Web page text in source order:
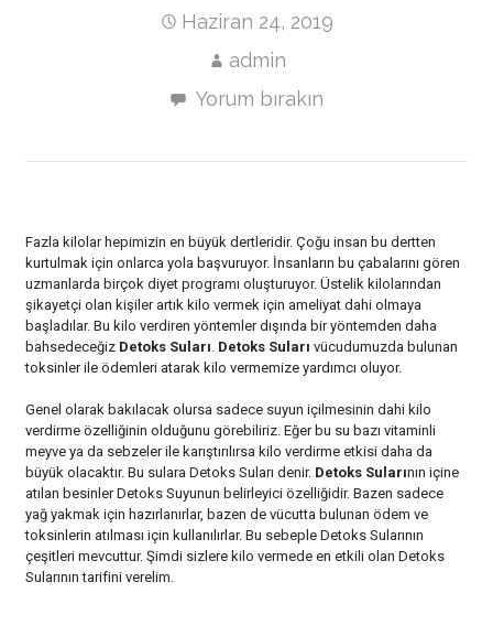
Haziran 24, 2019
admin
Yorum bırakın
Fazla kilolar hepimizin en büyük dertleridir. Çoğu insan bu dertten
kurtulmak için onlarca yola başvuruyor. İnsanların bu çabalarını gören
uzmanlarda birçok diyet programı oluşturuyor. Üstelik kilolarından
şikayetçi olan kişiler artık kilo vermek için ameliyat dahi olmaya
başladılar. Bu kilo verdiren yöntemler dışında bir yöntemden daha
bahsedeceğiz Detoks Suları Detoks Suları vücudumuzda bulunan
toksinler ile ödemleri atarak kilo vermemize yardımcı oluyor.
Genel olarak bakılacak olursa sadece suyun içilmesinin dahi kilo
verdirme özelliğinin olduğunu görebiliriz. Eğer bu su bazı vitaminli
meyve ya da sebzeler ile karıştırılırsa kilo verdirme etkisi daha da
büyük olacaktır. Bu sulara Detoks Suları denir. Detoks Sularının içine
atılan besinler Detoks Suyunun belirleyici özelliğidir. Bazen sadece
yağ yakmak için hazırlanırlar, bazen de vücutta bulunan ödem ve
toksinlerin atılması için kullanılırlar. Bu sebeple Detoks Sularının
çeşitleri mevcuttur. Şimdi sizlere kilo vermede en etkili olan Detoks
Sularının tarifini verelim.